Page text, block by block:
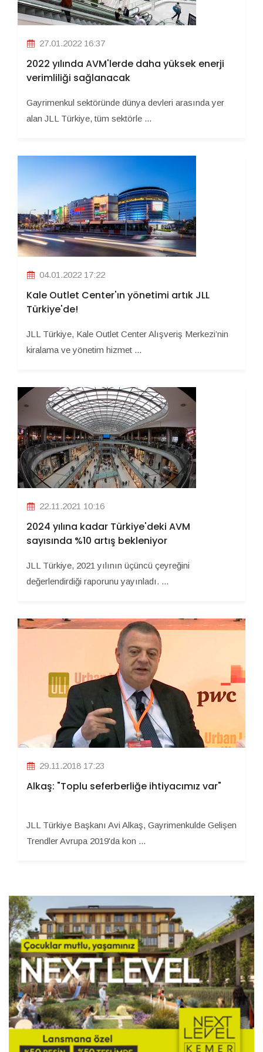
27.01.2022 16:37
2022 yılında AVM'lerde daha yüksek enerji
verimliliği sağlanacak
Gayrimenkul sektöründe dünya devleri arasında yer
alan JLL Türkiye, tüm sektörle ...
04.01.2022 17:22
Kale Outlet Center'ın yönetimi artık JLL
Türkiye'de!
JLL Türkiye, Kale Outlet Center Alışveriş Merkezi’nin
kiralama ve yönetim hizmet ...
22.11.2021 10:16
2024 yılına kadar Türkiye'deki AVM
sayısında %10 artış bekleniyor
JLL Türkiye, 2021 yılının üçüncü çeyreğini
değerlendirdiği raporunu yayınladı. ...
29.11.2018 17:23
Alkaş: "Toplu seferberliğe ihtiyacımız var"
JLL Türkiye Başkanı Avi Alkaş, Gayrimenkulde Gelişen
Trendler Avrupa 2019'da kon ...